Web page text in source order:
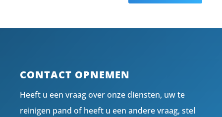
CONTACT OPNEMEN
Heeft u een vraag over onze diensten, uw te
reinigen pand of heeft u een andere vraag, stel